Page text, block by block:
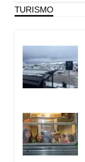
TURISMO